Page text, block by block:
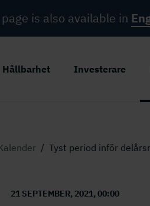
Hållbarhet Investerare
/ Tyst period inför
21 SEPTEMBER, 2021, 00:00
is also available in